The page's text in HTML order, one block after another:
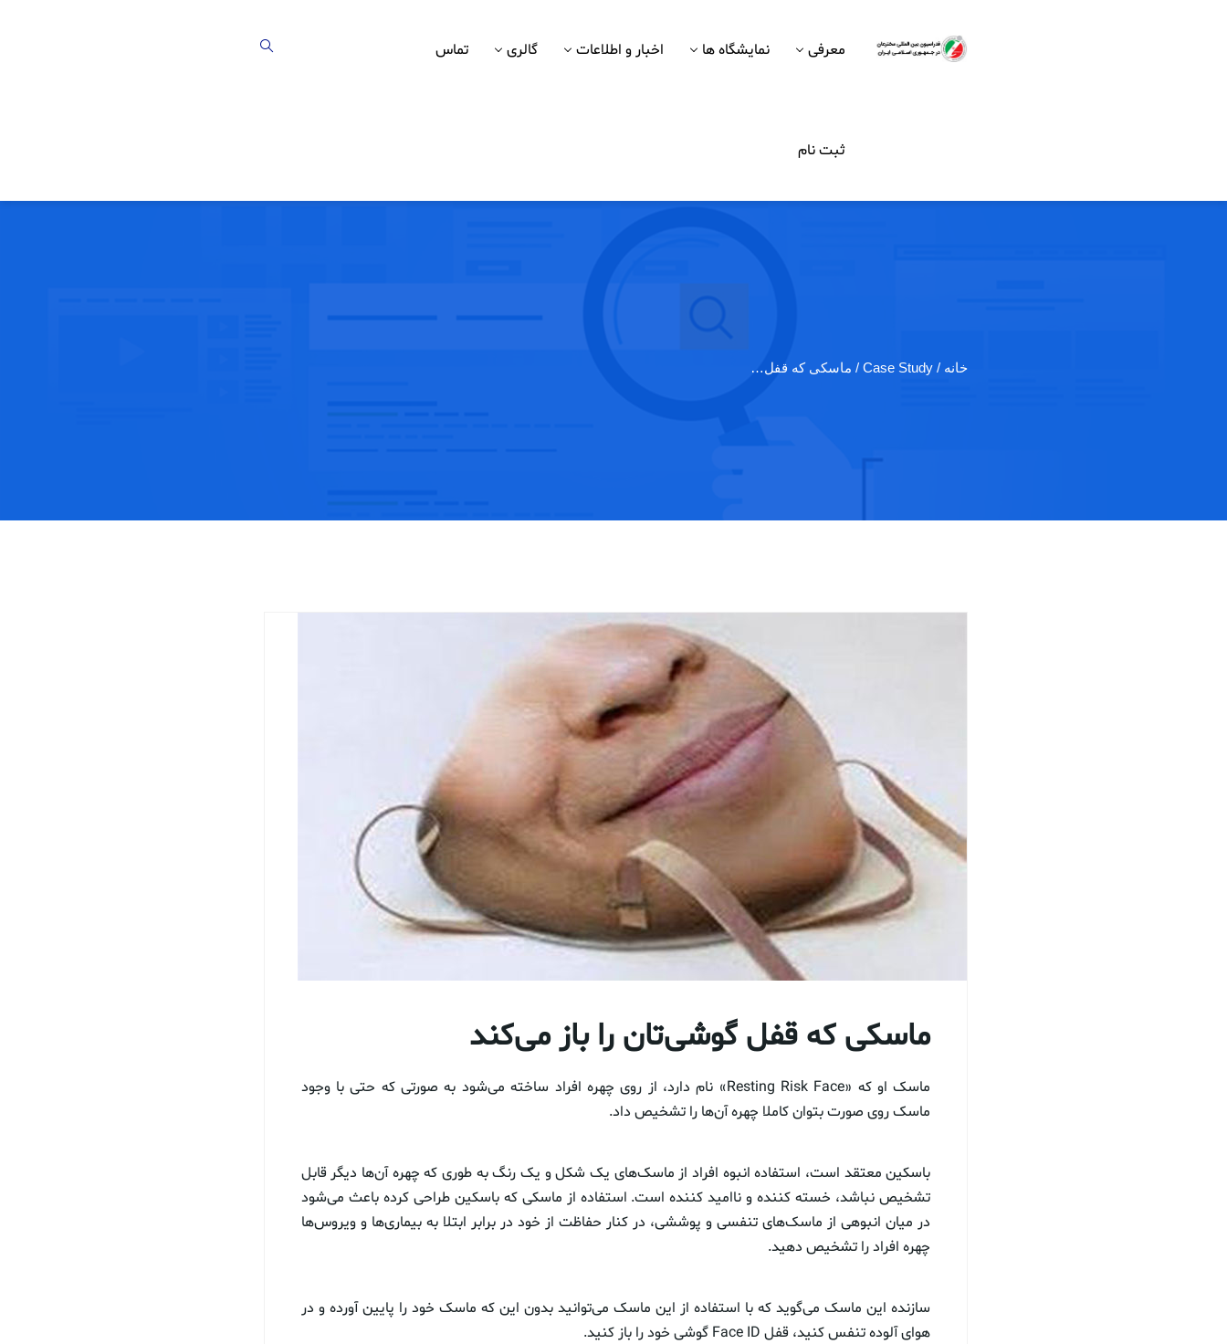
معرفی نمایشگاه ها اخبار و اطلاعات گالری تماس
ثبت نام
خانه / Case Study / ماسکی که قفل…
ماسکی که قفل گوشی‌تان را باز می‌کند
ماسک او که «Resting Risk Face» نام دارد، از روی چهره افراد ساخته می‌شود به صورتی که حتی با وجود
ماسک روی صورت بتوان کاملا چهره آن‌ها را تشخیص داد.
باسکین معتقد است، استفاده انبوه افراد از ماسک‌های یک شکل و یک رنگ به طوری که چهره آن‌ها دیگر قابل
تشخیص نباشد، خسته کننده و ناامید کننده است. استفاده از ماسکی که باسکین طراحی کرده باعث می‌شود
در میان انبوهی از ماسک‌های تنفسی و پوششی، در کنار حفاظت از خود در برابر ابتلا به بیماری‌ها و ویروس‌ها
چهره افراد را تشخیص دهید.
سازنده این ماسک می‌گوید که با استفاده از این ماسک می‌توانید بدون این که ماسک خود را پایین آورده و در
هوای آلوده تنفس کنید، قفل Face ID گوشی خود را باز کنید.